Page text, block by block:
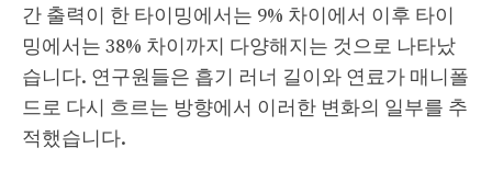
간 출력이 한 타이밍에서는 9% 차이에서 이후 타이
밍에서는 38% 차이까지 다양해지는 것으로 나타났
습니다. 연구원들은 흡기 러너 길이와 연료가 매니폴
드로 다시 흐르는 방향에서 이러한 변화의 일부를 추
적했습니다.